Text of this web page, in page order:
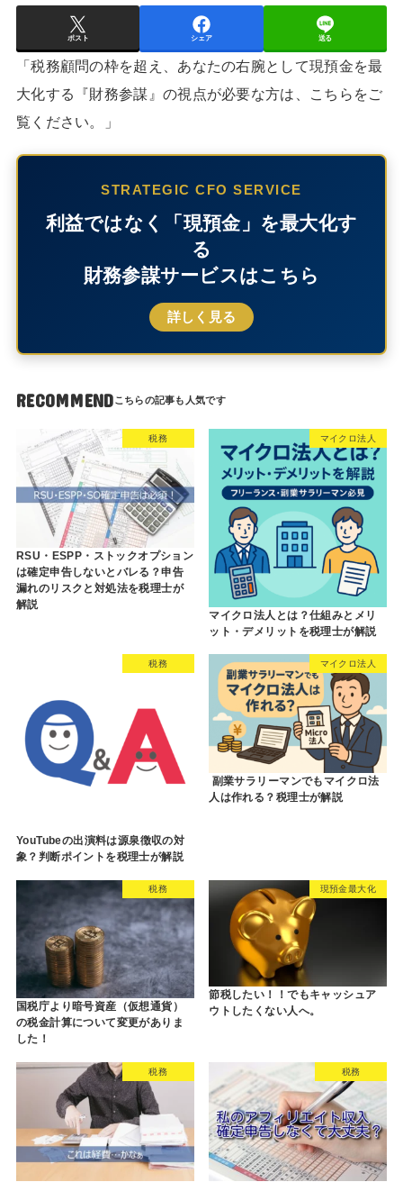
ポスト シェア 送る
「税務顧問の枠を超え、あなたの右腕として現預金を最
大化する『財務参謀』の視点が必要な方は、こちらをご
覧ください。」
STRATEGIC CFO SERVICE
利益ではなく「現預金」を最大化す
る
財務参謀サービスはこちら
詳しく見る
RECOMMEND
税務
RSU・ESPP・ストックオプション
は確定申告しないとバレる？申告
漏れのリスクと対処法を税理士が
解説
マイクロ法人
マイクロ法人とは？仕組みとメリ
ット・デメリットを税理士が解説
税務
YouTubeの出演料は源泉徴収の対
象？判断ポイントを税理士が解説
マイクロ法人
副業サラリーマンでもマイクロ法
人は作れる？税理士が解説
税務
国税庁より暗号資産（仮想通貨）
の税金計算について変更がありま
した！
現預金最大化
節税したい！！でもキャッシュア
ウトしたくない人へ。
税務 税務